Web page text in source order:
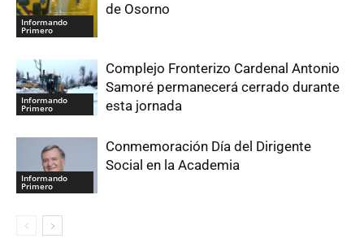
Informando
Primero
de Osorno
Informando
Primero
Complejo Fronterizo Cardenal Antonio
Samoré permanecerá cerrado durante
esta jornada
Informando
Primero
Conmemoración Día del Dirigente
Social en la Academia